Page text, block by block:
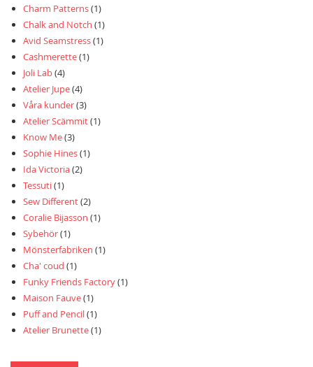
Charm Patterns(1)
Chalk and Notch (1)
Avid Seamstress(1)
Cashmerette(1)
Joli Lab(4)
Atelier Jupe(4)
Våra kunder(3)
Atelier Scämmit(1)
Know Me(3)
Sophie Hines(1)
Ida Victoria(2)
Tessuti(1)
Sew Different(2)
Coralie Bijasson (1)
Sybehör(1)
Mönsterfabriken (1)
Cha' coud (1)
Funky Friends Factory(1)
Maison Fauve(1)
Puff and Pencil(1)
Atelier Brunette(1)